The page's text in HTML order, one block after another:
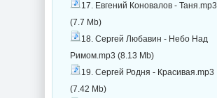
17. Евгений Коновалов - Таня.mp3
(7.7 Mb)
18. Сергей Любавин - Небо Над
Римом.mp3 (8.13 Mb)
19. Сергей Родня - Красивая.mp3
(7.42 Mb)